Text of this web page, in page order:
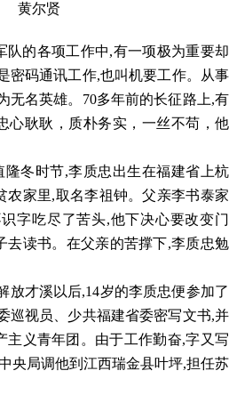
黄尔贤
队的各项工作中,有一项极为重要却
密码通讯工作,也叫机要工作。从事
无名英雄。70多年前的长征路上,有
心耿耿，质朴务实，一丝不苟，他
隆冬时节,李质忠出生在福建省上杭
农家里,取名李祖钟。父亲李书泰家
字吃尽了苦头,他下决心要改变门
去读书。在父亲的苦撑下,李质忠勉
放才溪以后,14岁的李质忠便参加了
巡视员、少共福建省委密写文书,并
主义青年团。由于工作勤奋,字又写
央局调他到江西瑞金县叶坪,担任苏